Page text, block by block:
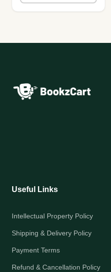
Useful Links
Intellectual Property Policy
Shipping & Delivery Policy
Payment Terms
Refund & Cancellation Policy